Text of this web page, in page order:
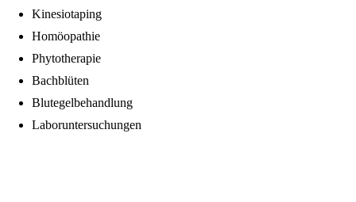
Kinesiotaping
Homöopathie
Phytotherapie
Bachblüten
Blutegelbehandlung
Laboruntersuchungen